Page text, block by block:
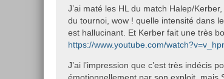
J’ai maté les HL du match Halep/
du tournoi, wow ! quelle intensité dans
est hallucinant. Et Kerber fait une très
https://www.youtube.com/
J’ai l’impression que c’est très indécis